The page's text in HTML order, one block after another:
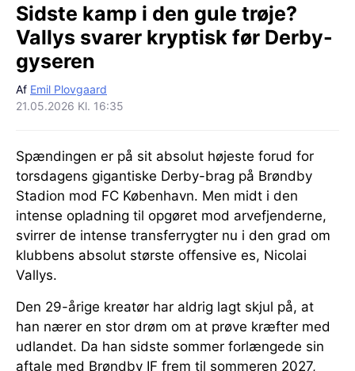
Sidste kamp i den gule trøje?
Vallys svarer kryptisk før Derby-
gyseren
Af Emil Plovgaard
21.05.2026 Kl. 16:35
Spændingen er på sit absolut højeste forud for
torsdagens gigantiske Derby-brag på Brøndby
Stadion mod FC København. Men midt i den
intense opladning til opgøret mod arvefjenderne,
svirrer de intense transferrygter nu i den grad om
klubbens absolut største offensive es, Nicolai
Vallys.
Den 29-årige kreatør har aldrig lagt skjul på, at
han nærer en stor drøm om at prøve kræfter med
udlandet. Da han sidste sommer forlængede sin
aftale med Brøndby IF frem til sommeren 2027,